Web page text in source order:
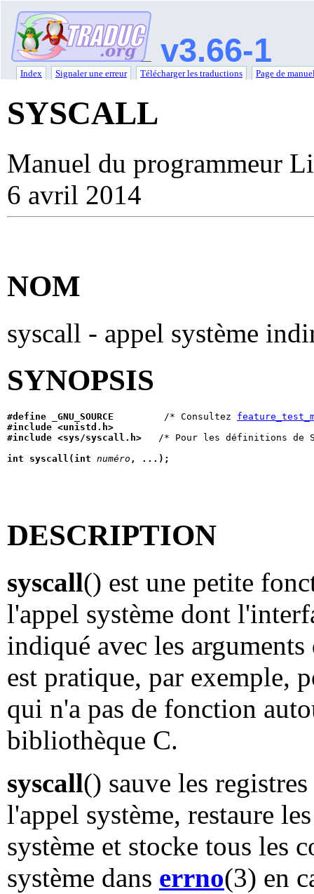
v3.66-1
Index Signaler une erreur Télécharger les traductions Page de
SYSCALL
Manuel du programmeur
6 avril 2014
NOM
syscall - appel système
SYNOPSIS
#define _GNU_SOURCE
         /* Consultez
#include <unistd.h>
#include <sys/syscall.h>
/* Pour les définitions de
int syscall(int numéro , ...);
DESCRIPTION
syscall() est une petite
l'appel système dont
indiqué avec les
est pratique, par exemple,
qui n'a pas de fonction
bibliothèque C.
syscall() sauve les
l'appel système, restaure
système et stocke tous les
système dans errno(3) en